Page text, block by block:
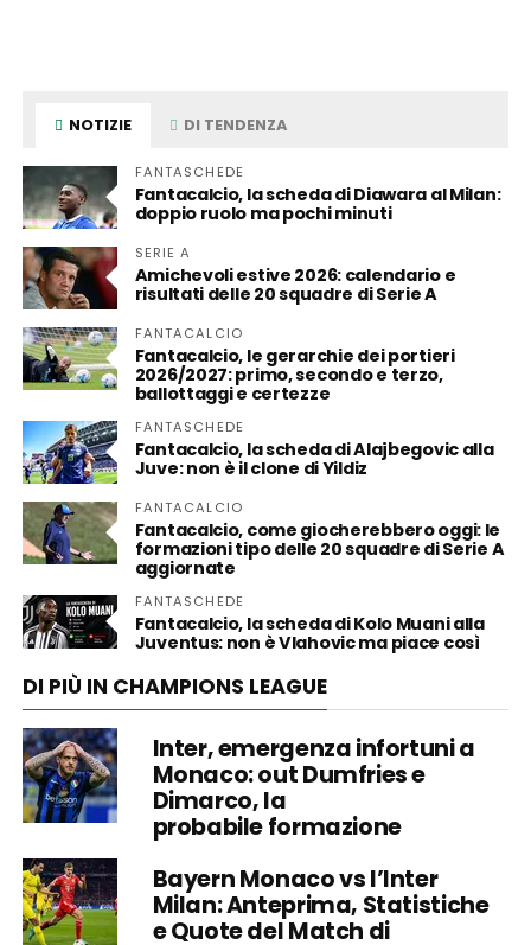
NOTIZIE DI TENDENZA
FANTASCHEDE
Fantacalcio, la scheda di Diawara al Milan:
doppio ruolo ma pochi minuti
SERIE A
Amichevoli estive 2026: calendario e
risultati delle 20 squadre di Serie A
FANTACALCIO
Fantacalcio, le gerarchie dei portieri
2026/2027: primo, secondo e terzo,
ballottaggi e certezze
FANTASCHEDE
Fantacalcio, la scheda di Alajbegovic alla
Juve: non è il clone di Yildiz
FANTACALCIO
Fantacalcio, come giocherebbero oggi: le
formazioni tipo delle 20 squadre di Serie A
aggiornate
FANTASCHEDE
Fantacalcio, la scheda di Kolo Muani alla
Juventus: non è Vlahovic ma piace così
DI PIÙ IN CHAMPIONS LEAGUE
Inter, emergenza infortuni a
Monaco: out Dumfries e
Dimarco, la
probabile formazione
Bayern Monaco vs l’Inter
Milan: Anteprima, Statistiche
e Quote del Match di